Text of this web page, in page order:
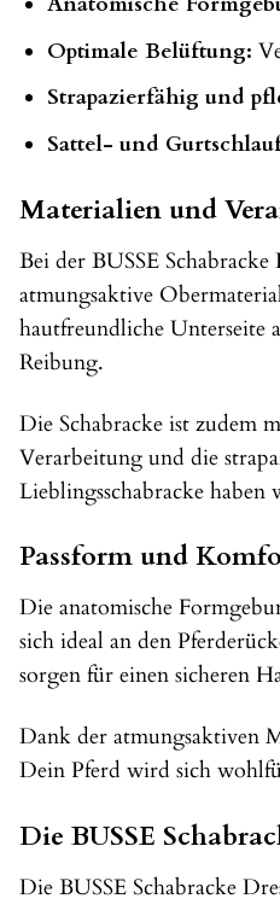
Optimale Belüftung:
Strapazierfähig und
Sattel- und
Materialien und
Bei der BUSSE
atmungsaktive
hautfreundliche Unterseite
Reibung.
Die Schabracke ist zudem
Verarbeitung und die
Lieblingsschabracke haben
Passform und
Die anatomische
sich ideal an den
sorgen für einen sicheren
Dank der atmungsaktiven
Dein Pferd wird sich
Die BUSSE
Die BUSSE Schabracke